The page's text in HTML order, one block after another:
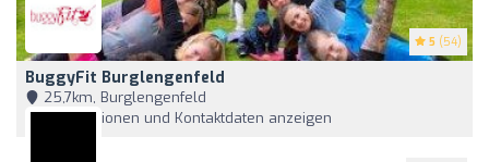
5 (54)
BuggyFit Burglengenfeld
25,7km, Burglengenfeld
Informationen und Kontaktdaten anzeigen